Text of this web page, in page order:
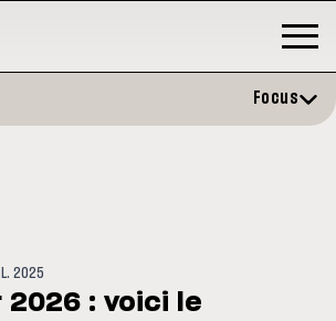
Focus
2025
2026 : voici le